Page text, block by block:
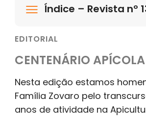
Índice – Revista nº
EDITORIAL
CENTENÁRIO APÍCOLA
Nesta edição estamos
Família Zovaro pelo
anos de atividade na